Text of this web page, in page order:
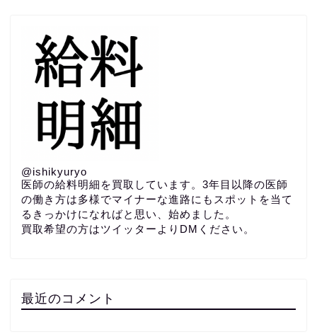
@ishikyuryo
医師の給料明細を買取しています。3年目以降の医師
の働き方は多様でマイナーな進路にもスポットを当て
るきっかけになればと思い、始めました。
買取希望の方はツイッターよりDMください。
最近のコメント